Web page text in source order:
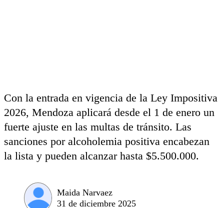
Con la entrada en vigencia de la Ley Impositiva
2026, Mendoza aplicará desde el 1 de enero un
fuerte ajuste en las multas de tránsito. Las
sanciones por alcoholemia positiva encabezan
la lista y pueden alcanzar hasta $5.500.000.
Maida Narvaez
31 de diciembre 2025